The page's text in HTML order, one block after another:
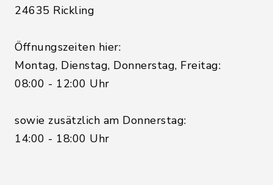
24635 Rickling
Öffnungszeiten hier:
Montag, Dienstag, Donnerstag, Freitag:
08:00 - 12:00 Uhr
sowie zusätzlich am Donnerstag:
14:00 - 18:00 Uhr